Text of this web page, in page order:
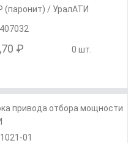
(паронит) / УралАТИ
₽ 0 шт.
привода отбора мощности
01